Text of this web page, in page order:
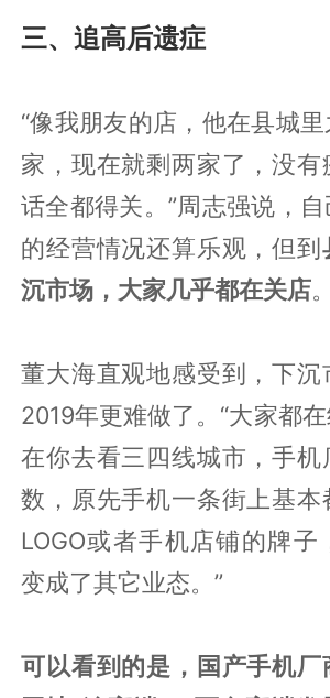
三、追高后遗症
“像我朋友的店，他在县城
家，现在就剩两家了，没有
话全都得关。”周志强说，
的经营情况还算乐观，但到
沉市场，大家几乎都在关店。
董大海直观地感受到，下沉
2019年更难做了。“大家都
在你去看三四线城市，手机
数，原先手机一条街上基本
LOGO或者手机店铺的牌子
变成了其它业态。”
可以看到的是，国产手机厂